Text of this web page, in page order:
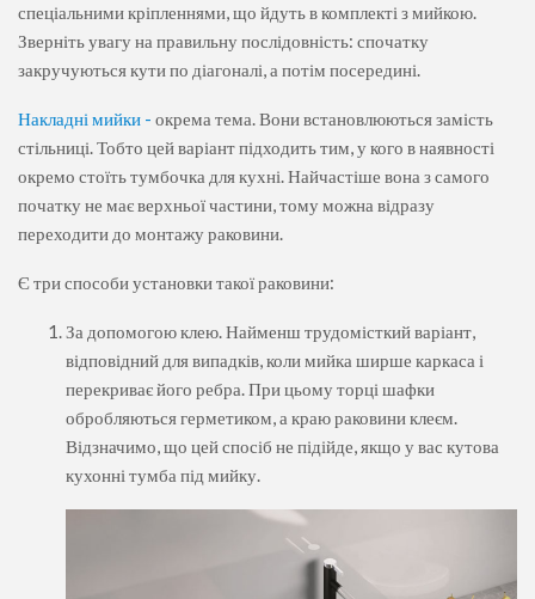
спеціальними кріпленнями, що йдуть в комплекті з мийкою.
Зверніть увагу на правильну послідовність: спочатку
закручуються кути по діагоналі, а потім посередині.
Накладні мийки - окрема тема. Вони встановлюються замість
стільниці. Тобто цей варіант підходить тим, у кого в наявності
окремо стоїть тумбочка для кухні. Найчастіше вона з самого
початку не має верхньої частини, тому можна відразу
переходити до монтажу раковини.
Є три способи установки такої раковини:
За допомогою клею. Найменш трудомісткий варіант,
відповідний для випадків, коли мийка ширше каркаса і
перекриває його ребра. При цьому торці шафки
обробляються герметиком, а краю раковини клеєм.
Відзначимо, що цей спосіб не підійде, якщо у вас кутова
кухонні тумба під мийку.